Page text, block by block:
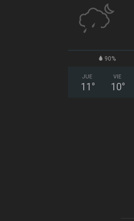
90%
JUE
11 °
VIE
10°